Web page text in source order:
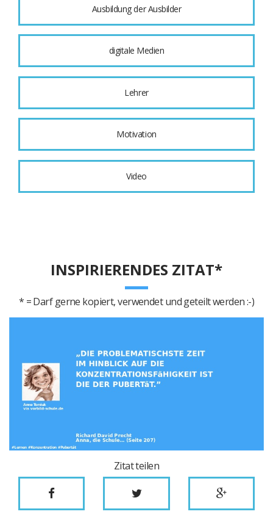
Ausbildung der Ausbilder
digitale Medien
Lehrer
Motivation
Video
INSPIRIERENDES ZITAT*
* = Darf gerne kopiert, verwendet und geteilt werden :-)
Zitat teilen